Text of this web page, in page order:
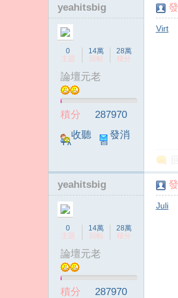
yeahitsbig
0
主題
14萬
回帖
28萬
積分
論壇元老
積分
287970
收聽
TA
發消
息
Virt
yeahitsbig
0
主題
14萬
回帖
28萬
積分
論壇元老
積分
287970
Juli